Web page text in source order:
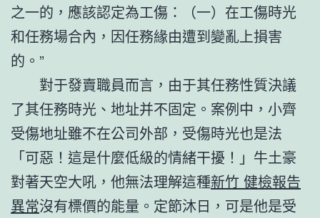
之一的，應該認定為工傷：（一）在工傷時光
和任務場合內，因任務緣由遭到變亂上損害
的。”
對于發賣職員而言，由于其任務性質決議
了其任務時光、地址并不固定。案例中，小齊
受傷地址雖不在公司外部，受傷時光也是法
「可惡！這是什麼低級的情緒干擾！」牛土豪
對著天空大吼，他無法理解這種新竹 健檢報告
異常沒有標價的能量。定節沐日，可是他是受